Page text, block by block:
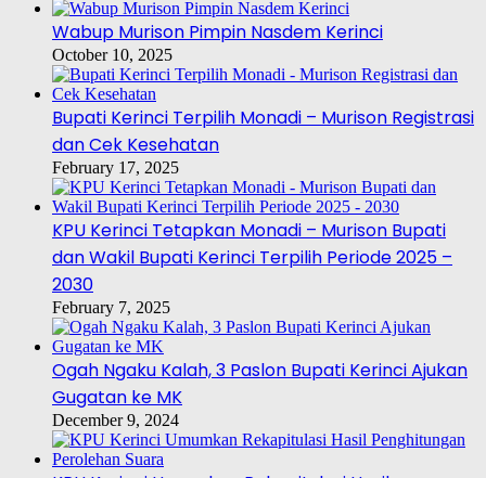
Wabup Murison Pimpin Nasdem Kerinci
October 10, 2025
Bupati Kerinci Terpilih Monadi – Murison Registrasi
dan Cek Kesehatan
February 17, 2025
KPU Kerinci Tetapkan Monadi – Murison Bupati
dan Wakil Bupati Kerinci Terpilih Periode 2025 –
2030
February 7, 2025
Ogah Ngaku Kalah, 3 Paslon Bupati Kerinci Ajukan
Gugatan ke MK
December 9, 2024